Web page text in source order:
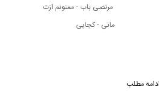
به ادامه مطلب
مرتضی باب - ممنونم ازت
مانی - کجایی